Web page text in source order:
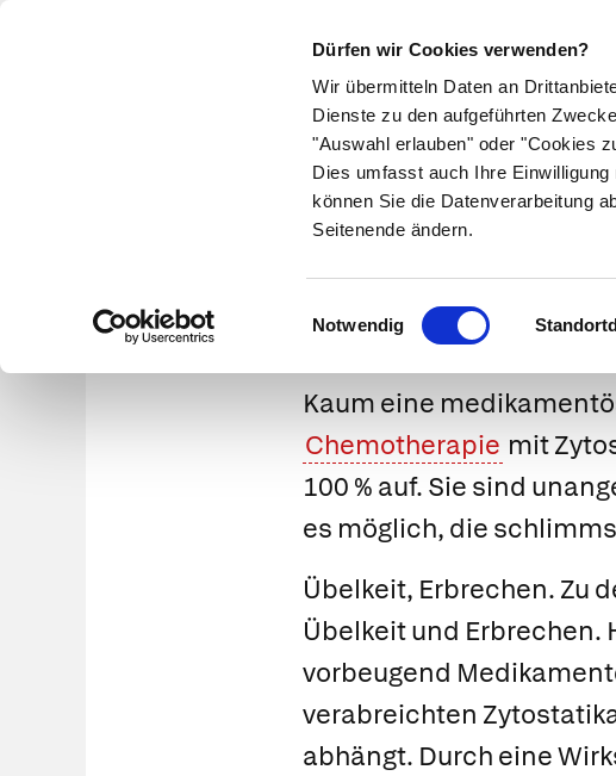
Dürfen wir Cookies verwenden?
Wir übermitteln Daten an
Dienste zu den aufgeführten
"Auswahl erlauben" oder "Cookies
Dies umfasst auch Ihre
können Sie die Datenverarbeitung
Seitenende ändern.
Einwilligungsauswahl
Notwendig
Symptome Therapie
Kaum eine
Chemotherapie mit
100 % auf. Sie sind
es möglich, die
Übelkeit, Erbrechen. Zu
Übelkeit und Erbrechen.
vorbeugend
verabreichten
abhängt. Durch eine